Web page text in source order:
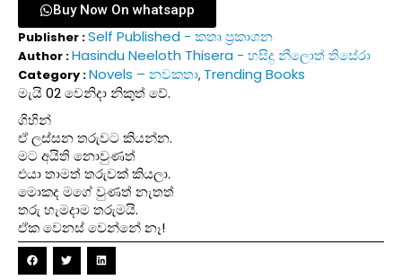
Buy Now On whatsapp
Publisher :Self Published - කතෘ ප්‍රකාශන
Author :Hasindu Neeloth Thisera - හසිදු නීලොත් තිසේරා
Category :Novels – නවකතා, Trending Books
මැයි 02 වෙනිදා නිකුත් වේ.
ගිහින්
ඒ ලස්සන තරුවට කියන්න.
මට අයිති නොවුණත්
එයා තාමත් තරුවක් කියලා.
මොකද මගේ වුණත් නැතත්
තරු හැමදාම තරුමයි.
ඒක වෙනස් වෙන්නේ නෑ!